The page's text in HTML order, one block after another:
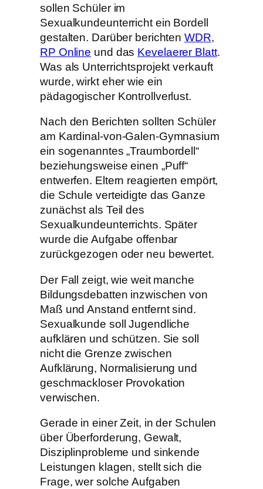
sollen Schüler im
Sexualkundeunterricht ein Bordell
gestalten. Darüber berichtenWDR,
RP Online und das Kevelaerer Blatt.
Was als Unterrichtsprojekt verkauft
wurde, wirkt eher wie ein
pädagogischer Kontrollverlust.
Nach den Berichten sollten Schüler
am Kardinal-von-Galen-Gymnasium
ein sogenanntes „Traumbordell“
beziehungsweise einen „Puff“
entwerfen. Eltern reagierten empört,
die Schule verteidigte das Ganze
zunächst als Teil des
Sexualkundeunterrichts. Später
wurde die Aufgabe offenbar
zurückgezogen oder neu bewertet.
Der Fall zeigt, wie weit manche
Bildungsdebatten inzwischen von
Maß und Anstand entfernt sind.
Sexualkunde soll Jugendliche
aufklären und schützen. Sie soll
nicht die Grenze zwischen
Aufklärung, Normalisierung und
geschmackloser Provokation
verwischen.
Gerade in einer Zeit, in der Schulen
über Überforderung, Gewalt,
Disziplinprobleme und sinkende
Leistungen klagen, stellt sich die
Frage, wer solche Aufgaben